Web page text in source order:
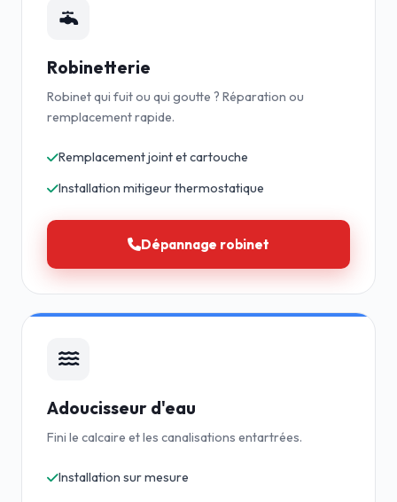
Robinetterie
Robinet qui fuit ou qui goutte ? Réparation ou
remplacement rapide.
Remplacement joint et cartouche
Installation mitigeur thermostatique
Dépannage robinet
Adoucisseur d'eau
Fini le calcaire et les canalisations entartrées.
Installation sur mesure